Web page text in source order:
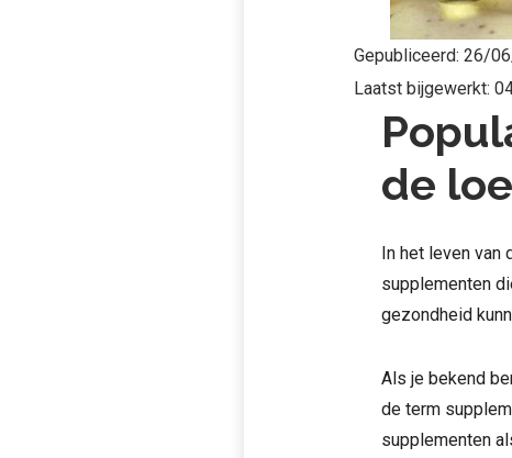
Gepubliceerd: 26/
Laatst bijgewerkt:
de
In het leven
supplementen
gezondheid
Als je bekend
de term
supplementen